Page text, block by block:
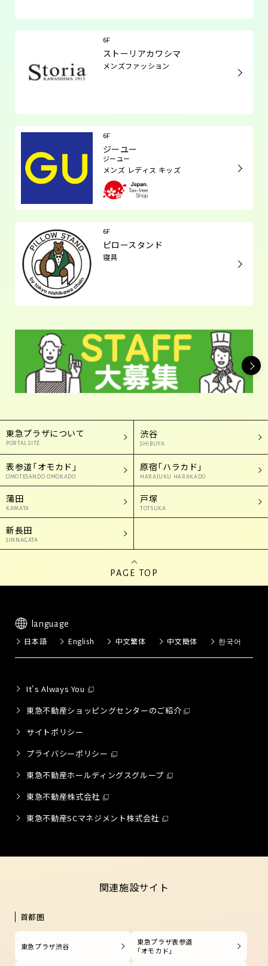
6F
ストーリアカワシマ
メンズファッション
6F
ジーユー
ジーユー
メンズ レディス キッズ
6F
ピロースタンド
寝具
東急プラザについて
PORTAL SITE
渋谷
SHIBUYA
表参道「オモカド」
OMOTESANDO OMOKADO
原宿「ハラカド」
HARAJUKU HARAKADO
蒲田
KAMATA
戸塚
TOTSUKA
新長田
SINNAGATA
PAGE TOP
language
日本語 English 中文繁体 中文簡体 한국어
It's Always You
東急不動産ショッピングセンターのご紹介
サイトポリシー
プライバシーポリシー
東急不動産ホールディングスグループ
東急不動産株式会社
東急不動産SCマネジメント株式会社
関連施設サイト
首都圏
東急プラザ渋谷
東急プラザ表参道
「オモカド」